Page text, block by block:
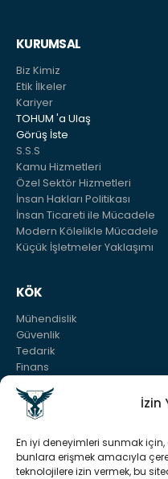
İzin
En iyi deneyimleri sunmak
bunlara erişmek amacıyla
teknolojilere izin vermek, bu
KURUMSAL
Biz Kimiz
Etik İlkeler
Kariyer
TOHUM 'a Ulaş
Görüş İste
S.S.S
Kamu Hizmetleri
Özel Sektör Hizmetleri
İnsan Hakları Politikası
İnsan Ticareti ile Mücadele
Modern Kölelikle Mücadele
Küçük İşletmeler Yaklaşımı
KÖK
Mühendislik
Güvenlik
Tedarik
Finans
Bilgi Tohumu
YASAL
Yasal Uyarı